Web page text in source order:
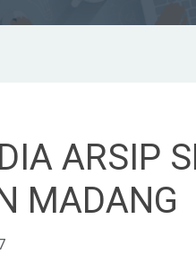
ARSIP
MADANG